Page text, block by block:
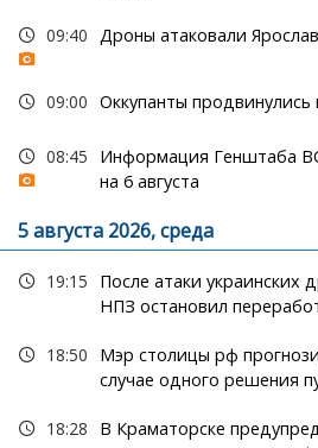
09:40 Дроны атаковали
09:00 Оккупанты
08:45
Информация Генштаба
на 6 августа
5 августа 2026, среда
19:15
После атаки украинских
НПЗ остановил
18:50
Мэр столицы рф
случае одного решения
18:28
В Краматорске